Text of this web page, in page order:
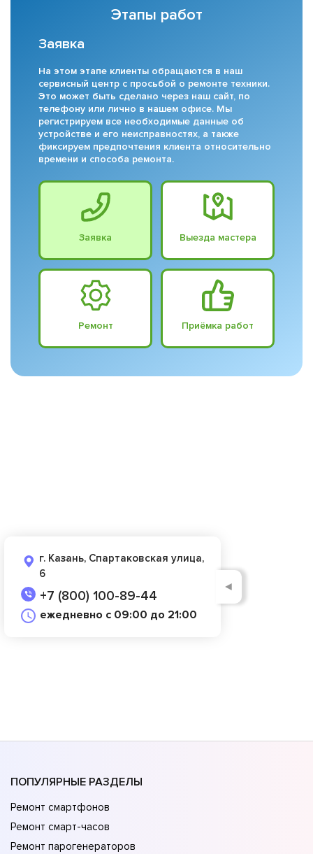
Этапы работ
Заявка
На этом этапе клиенты обращаются в наш
сервисный центр с просьбой о ремонте техники.
Это может быть сделано через наш сайт, по
телефону или лично в нашем офисе. Мы
регистрируем все необходимые данные об
устройстве и его неисправностях, а также
фиксируем предпочтения клиента относительно
времени и способа ремонта.
Заявка Выезда мастера
Ремонт Приёмка работ
г. Казань, Спартаковская улица,
6
+7 (800) 100-89-44
ежедневно с 09:00 до 21:00
◄
ПОПУЛЯРНЫЕ РАЗДЕЛЫ
Ремонт смартфонов
Ремонт смарт-часов
Ремонт парогенераторов